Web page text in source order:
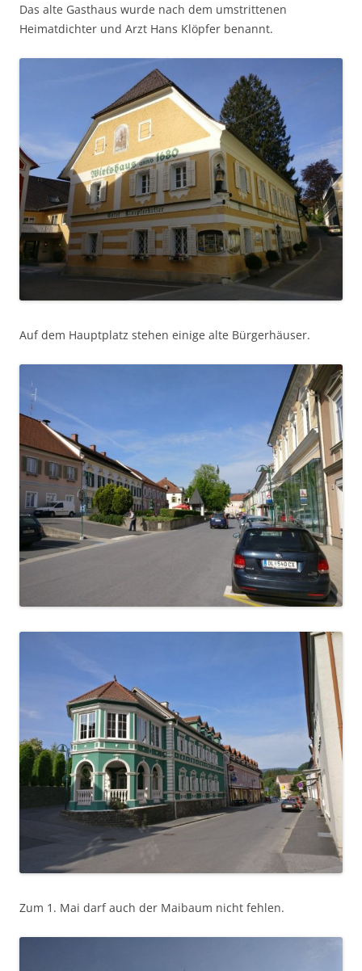
Das alte Gasthaus wurde nach dem umstrittenen
Heimatdichter und Arzt Hans Klöpfer benannt.
Auf dem Hauptplatz stehen einige alte Bürgerhäuser.
Zum 1. Mai darf auch der Maibaum nicht fehlen.